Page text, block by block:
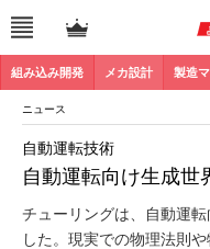
組み込み開発 メカ設計 製造
ニュース
自動運転向け生成世
自動運転技術
チューリングは、自動運
した。現実での物理法則